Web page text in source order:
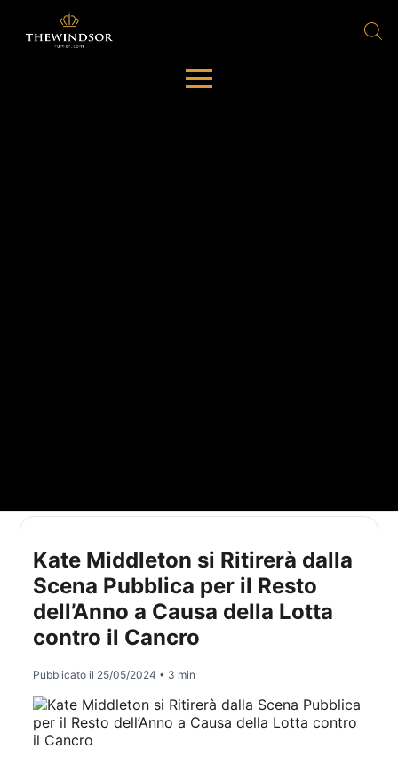
Kate Middleton si Ritirerà dalla
Scena Pubblica per il Resto
dell’Anno a Causa della Lotta
contro il Cancro
Pubblicato il 25/05/2024 • 3 min